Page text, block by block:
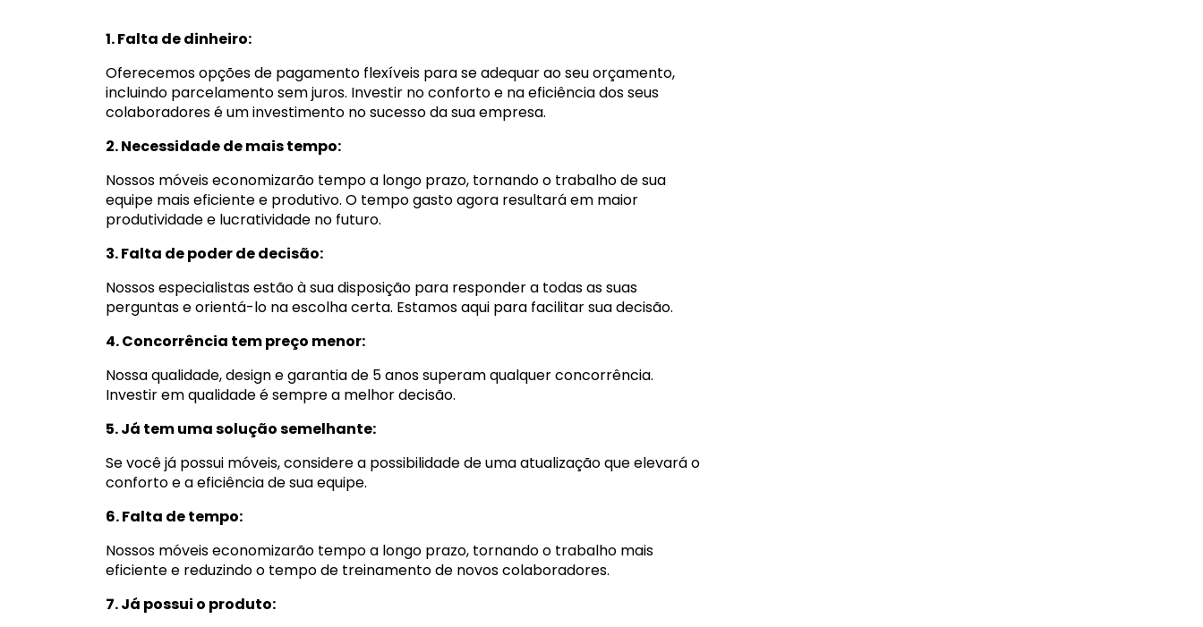
1. Falta de dinheiro:
Oferecemos opções de pagamento flexíveis para se adequar ao seu orçamento,
incluindo parcelamento sem juros. Investir no conforto e na eficiência dos seus
colaboradores é um investimento no sucesso da sua empresa.
2. Necessidade de mais tempo:
Nossos móveis economizarão tempo a longo prazo, tornando o trabalho de sua
equipe mais eficiente e produtivo. O tempo gasto agora resultará em maior
produtividade e lucratividade no futuro.
3. Falta de poder de decisão:
Nossos especialistas estão à sua disposição para responder a todas as suas
perguntas e orientá-lo na escolha certa. Estamos aqui para facilitar sua decisão.
4. Concorrência tem preço menor:
Nossa qualidade, design e garantia de 5 anos superam qualquer concorrência.
Investir em qualidade é sempre a melhor decisão.
5. Já tem uma solução semelhante:
Se você já possui móveis, considere a possibilidade de uma atualização que elevará o
conforto e a eficiência de sua equipe.
6. Falta de tempo:
Nossos móveis economizarão tempo a longo prazo, tornando o trabalho mais
eficiente e reduzindo o tempo de treinamento de novos colaboradores.
7. Já possui o produto: